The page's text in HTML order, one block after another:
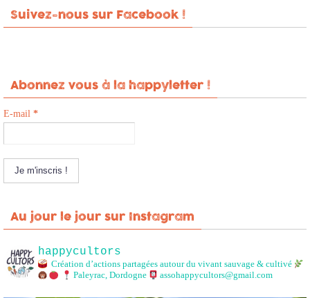
Suivez-nous sur Facebook !
Abonnez vous à la happyletter !
E-mail *
Au jour le jour sur Instagram
happycultors
Création d’actions partagées autour du vivant sauvage & cultivé
Paleyrac, Dordogne
assohappycultors@gmail.com